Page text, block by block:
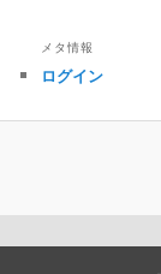
メタ情報
ログイン